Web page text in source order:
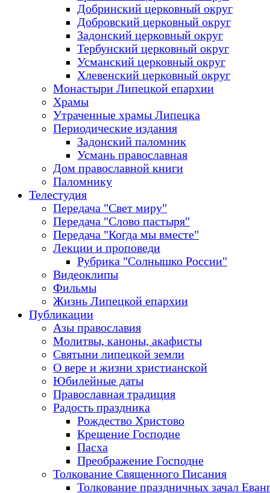
Добринский церковный округ
Добровский церковный округ
Задонский церковный округ
Тербунский церковный округ
Усманский церковный округ
Хлевенский церковный округ
Монастыри Липецкой епархии
Храмы
Утраченные храмы Липецка
Периодические издания
Задонский паломник
Усмань православная
Дом православной книги
Паломнику
Телестудия
Передача "Свет миру"
Передача "Слово пастыря"
Передача "Когда мы вместе"
Лекции и проповеди
Рубрика "Солнышко России"
Видеоклипы
Фильмы
Жизнь Липецкой епархии
Публикации
Азы православия
Молитвы, каноны, акафисты
Святыни липецкой земли
О вере и жизни христианской
Юбилейные даты
Православная традиция
Радость праздника
Рождество Христово
Крещение Господне
Пасха
Преображение Господне
Толкование Священного Писания
Толкование праздничных зачал